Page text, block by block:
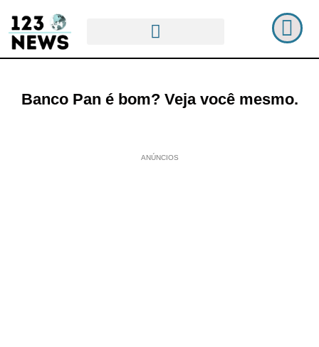
Banco Pan é bom? Veja você mesmo.
ANÚNCIOS